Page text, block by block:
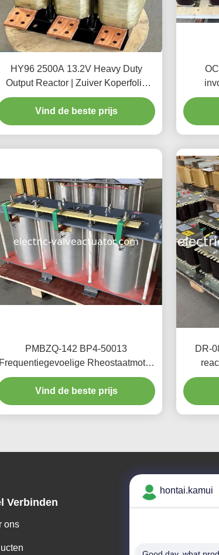
HY96 2500A 13.2V Heavy Duty
Output Reactor | Zuiver Koperfolie
Wikkeling voor VFD Harmonischen
Filtering
Vind de beste prijs
PMBZQ-142 BP4-50013
Frequentiegevoelige Rheostaatmotor
Startweerstand
Vind de beste prijs
DR-
Verbinden
ons
Ons adres
hontai.kamui